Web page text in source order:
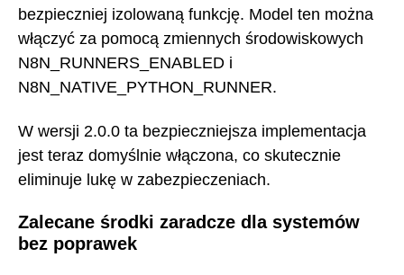
bezpieczniej izolowaną funkcję. Model ten można
włączyć za pomocą zmiennych środowiskowych
N8N_RUNNERS_ENABLED i
N8N_NATIVE_PYTHON_RUNNER.
W wersji 2.0.0 ta bezpieczniejsza implementacja
jest teraz domyślnie włączona, co skutecznie
eliminuje lukę w zabezpieczeniach.
Zalecane środki zaradcze dla systemów
bez poprawek